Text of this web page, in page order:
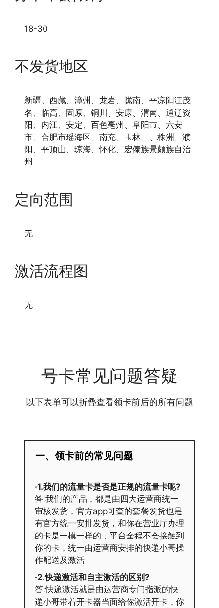
18-30
不发货地区
新疆、西藏、漳州、龙岩、陇南、平凉阳江茂
名、临高、固原、铜川、安康、渭南、通辽资
阳、内江、安定、百色亳州、阜阳市、六安
市、合肥市瑶海区、南充、玉林、、株洲、濮
阳、平顶山、琼海、怀化、宏傣族景颇族自治
州
定向范围
无
激活流程图
无
号卡常见问题答疑
以下表单可以折叠查看领卡前后的所有问题
一、领卡前的常见问题
·1.我们的流量卡是否是正规的流量卡呢?
答:我们的产品，都是由四大运营商统一
审核发货，官方app可查的套餐发货也是
有官方统一安排发货，和你在营业厅办理
的卡是一模一样的，平台全程不会接触到
你的卡，统一由运营商安排的快递小哥操
作配送及激活
·2.快递激活和自主激活的区别?
答:快递激活就是由运营商专门指派的快
递小哥带着开卡器当面给你激活开卡，你